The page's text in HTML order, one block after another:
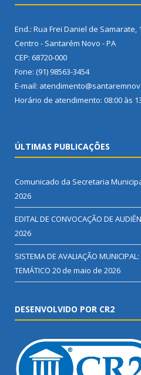
End.: Rua Frei Daniel de Samarate,
Centro - Santarém Novo - PA
CEP: 68720-000
Fone: (91) 98563-3454
E-mail:
Horário de atendimento: 08:00 às
ÚLTIMAS PUBLICAÇÕES
Comunicado da Secretaria
2026
EDITAL DE CONVOCAÇÃO DE
2026
SISTEMA DE AVALIAÇÃO
TEMÁTICO 20 de maio de 2026
DESENVOLVIDO POR CR2